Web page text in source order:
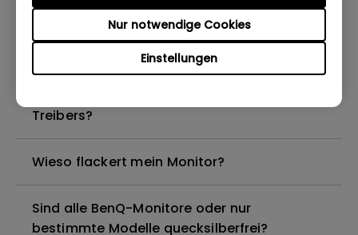
Einstellungen
Nur notwendige Cookies
Muss ich den WHQL-Treiber (Windows
Hardware Quality Labs) in Windows für
meinen BenQ-Monitor installieren? Gibt es
Treibers?
Wieso flackert mein Monitor?
Sind alle BenQ-Monitore oder nur
bestimmte Modelle quecksilberfrei?